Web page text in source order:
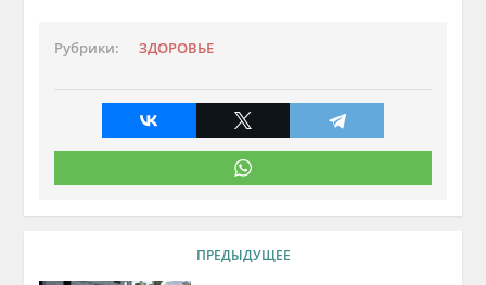
Рубрики: ЗДОРОВЬЕ
ПРЕДЫДУЩЕЕ